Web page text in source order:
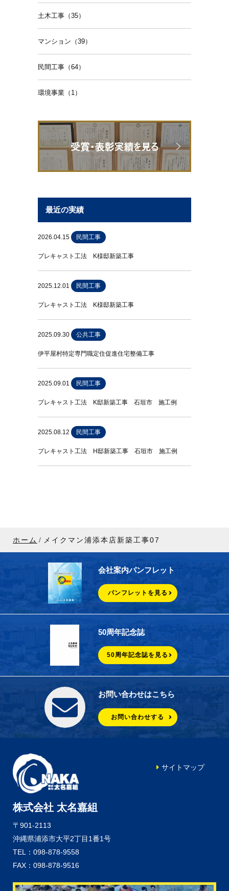
土木工事（35）
マンション（39）
民間工事（64）
環境事業（1）
最近の実績
2026.04.15 民間工事
プレキャスト工法 K様邸新築工事
2025.12.01 民間工事
プレキャスト工法 K様邸新築工事
2025.09.30 公共工事
伊平屋村特定専門職定住促進住宅整備工事
2025.09.01 民間工事
プレキャスト工法 K邸新築工事 石垣市 施工例
2025.08.12 民間工事
プレキャスト工法 H邸新築工事 石垣市 施工例
ホーム メイクマン浦添本店新築工事07
会社案内パンフレット
パンフレットを見る
50周年記念誌
50周年記念誌を見る
お問い合わせはこちら
お問い合わせする
株式会社 太名嘉組
〒901-2113
沖縄県浦添市大平2丁目1番1号
TEL：098-878-9558
FAX：098-878-9516
サイトマップ